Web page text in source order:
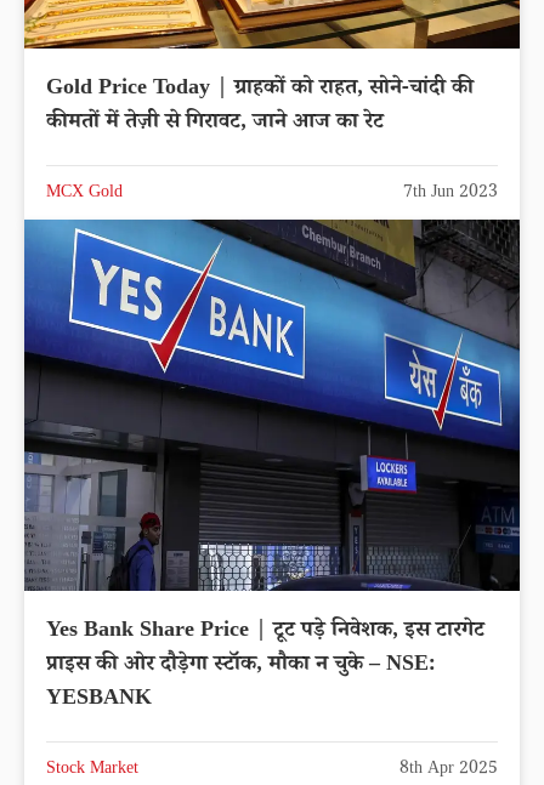
Gold Price Today | ग्राहकों को राहत, सोने-चांदी की
कीमतों में तेज़ी से गिरावट, जाने आज का रेट
MCX Gold 7th Jun 2023
Yes Bank Share Price | टूट पड़े निवेशक, इस टारगेट
प्राइस की ओर दौड़ेगा स्टॉक, मौका न चुके – NSE:
YESBANK
Stock Market 8th Apr 2025